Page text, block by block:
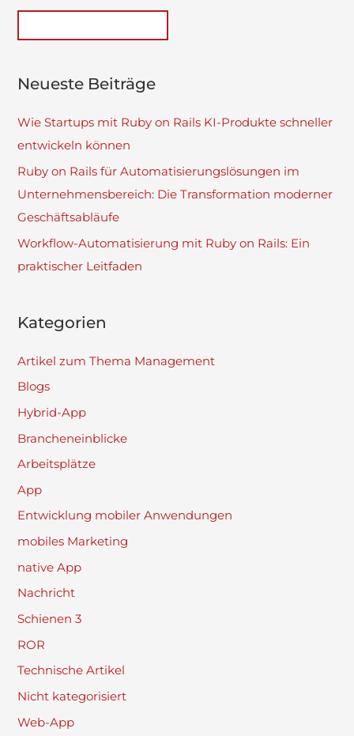
Neueste Beiträge
Wie Startups mit Ruby on Rails KI-Produkte schneller
entwickeln können
Ruby on Rails für Automatisierungslösungen im
Unternehmensbereich: Die Transformation moderner
Geschäftsabläufe
Workflow-Automatisierung mit Ruby on Rails: Ein
praktischer Leitfaden
Kategorien
Artikel zum Thema Management
Blogs
Hybrid-App
Brancheneinblicke
Arbeitsplätze
App
Entwicklung mobiler Anwendungen
mobiles Marketing
native App
Nachricht
Schienen 3
ROR
Technische Artikel
Nicht kategorisiert
Web-App